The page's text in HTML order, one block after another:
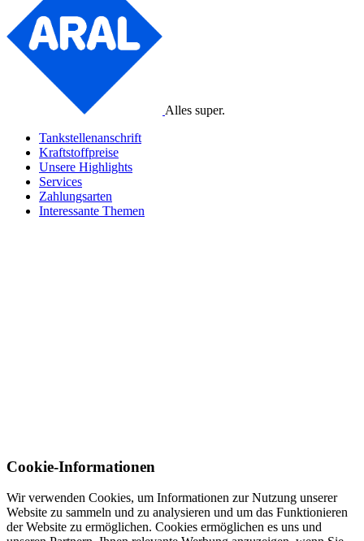
Alles super.
Tankstellenanschrift
Kraftstoffpreise
Unsere Highlights
Services
Zahlungsarten
Interessante Themen
Cookie-Informationen
Wir verwenden Cookies, um Informationen zur Nutzung unserer
Website zu sammeln und zu analysieren und um das Funktionieren
der Website zu ermöglichen. Cookies ermöglichen es uns und